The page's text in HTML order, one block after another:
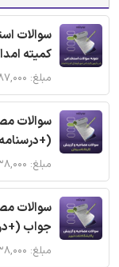
سوالات
کمیته
مبلغ: ۱۸۷,۰۰۰ تومان
سوالات
مبلغ: ۶۳۸,۰۰۰ تومان
سوالات
جواب
مبلغ: ۶۳۸,۰۰۰ تومان